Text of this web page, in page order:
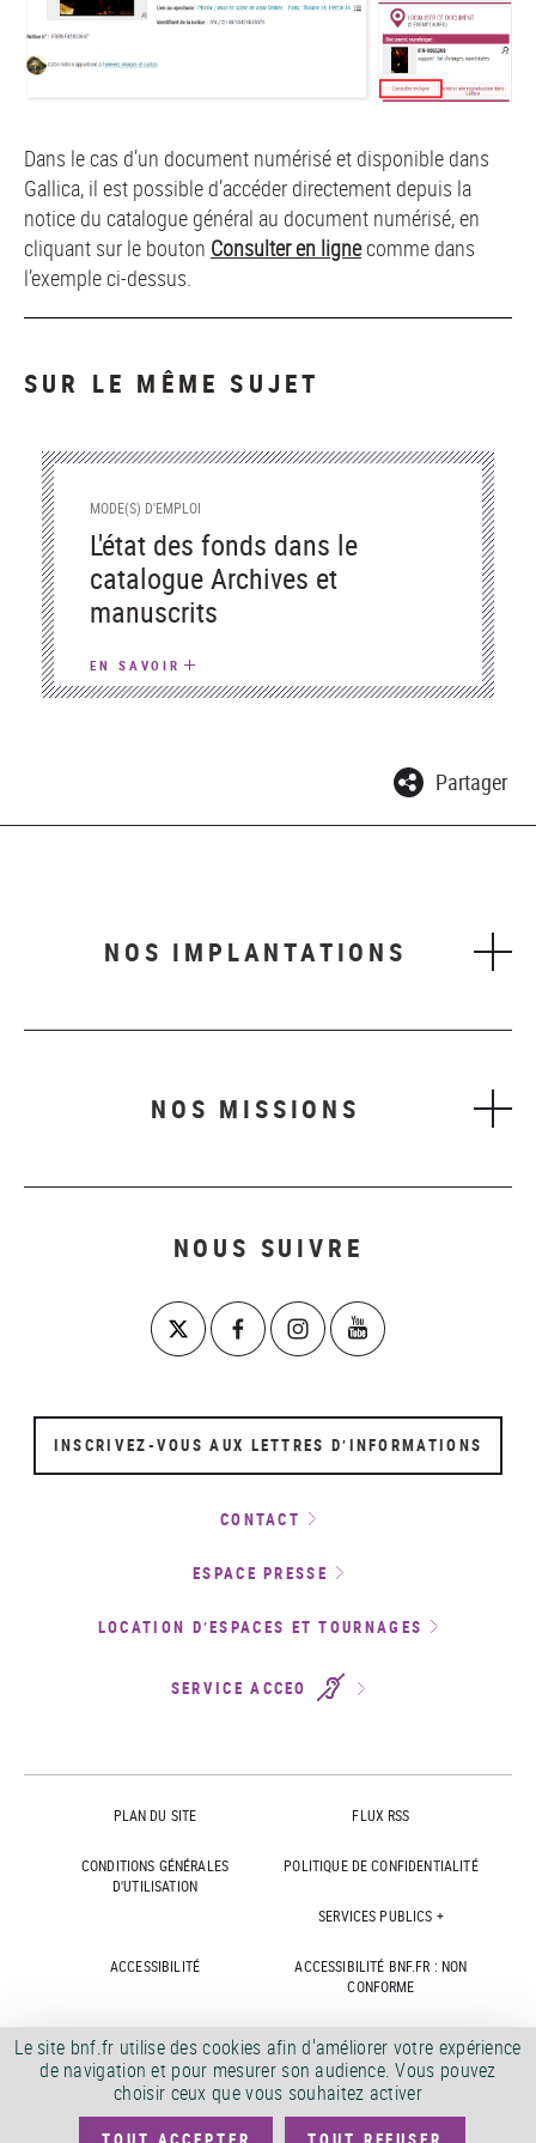
Dans le cas d’un document numérisé et disponible dans
Gallica, il est possible d’accéder directement depuis la
notice du catalogue général au document numérisé, en
cliquant sur le bouton Consulter en lignecomme dans
l’exemple ci-dessus.
SUR LE MÊME SUJET
MODE(S) D'EMPLOI
L'état des fonds dans le
catalogue Archives et
manuscrits
EN SAVOIR
Partager
NOS IMPLANTATIONS
NOS MISSIONS
NOUS SUIVRE
INSCRIVEZ-VOUS AUX LETTRES D’INFORMATIONS
CONTACT
ESPACE PRESSE
LOCATION D’ESPACES ET TOURNAGES
SERVICE ACCEO
PLAN DU SITE FLUX RSS
CONDITIONS GÉNÉRALES
D'UTILISATION
POLITIQUE DE CONFIDENTIALITÉ
SERVICES PUBLICS +
ACCESSIBILITÉ
ACCESSIBILITÉ BNF.FR : NON
CONFORME
MARCHÉS PUBLICS OFFRES D'EMPLOI
DÉMATÉRIALISATION FACTURES CRÉDITS
Le site bnf.fr utilise des cookies afin d'améliorer votre expérience
de navigation et pour mesurer son audience. Vous pouvez
choisir ceux que vous souhaitez activer